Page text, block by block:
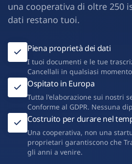
una cooperativa di oltre 250
dati restano tuoi.
Piena proprietà dei dati
I tuoi documenti e le tue
Cancellali in qualsiasi
Ospitato in Europa
Tutta l'elaborazione sui nostri
Conforme al GDPR. Nessuna
Costruito per durare nel
Una cooperativa, non una
proprietari garantiscono che
gli anni a venire.